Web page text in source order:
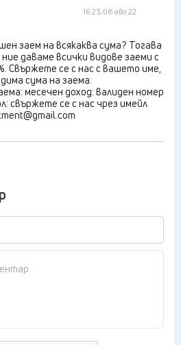
16:23, 08 авг 22
заем на всякаква сума? Тогава
даваме всички видове заеми с
Свържете се с нас с вашето име,
сума на заема:
месечен доход: валиден номер
свържете се с нас чрез имейл